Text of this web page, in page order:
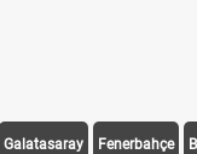
Galatasaray Fenerbahçe